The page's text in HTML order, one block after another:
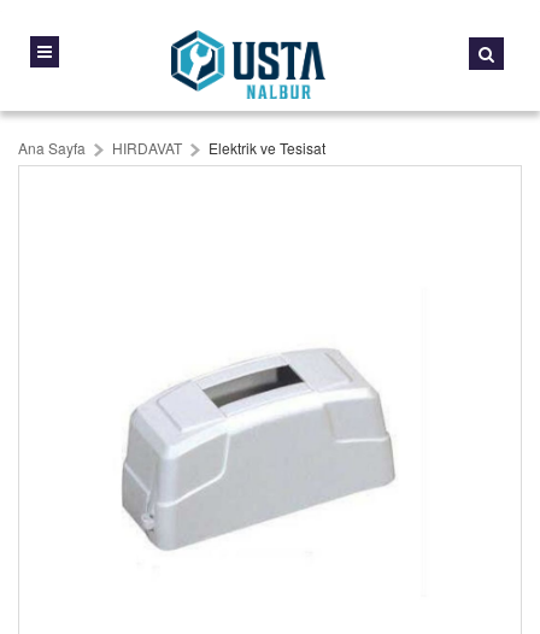
Ana Sayfa HIRDAVAT Elektrik ve Tesisat